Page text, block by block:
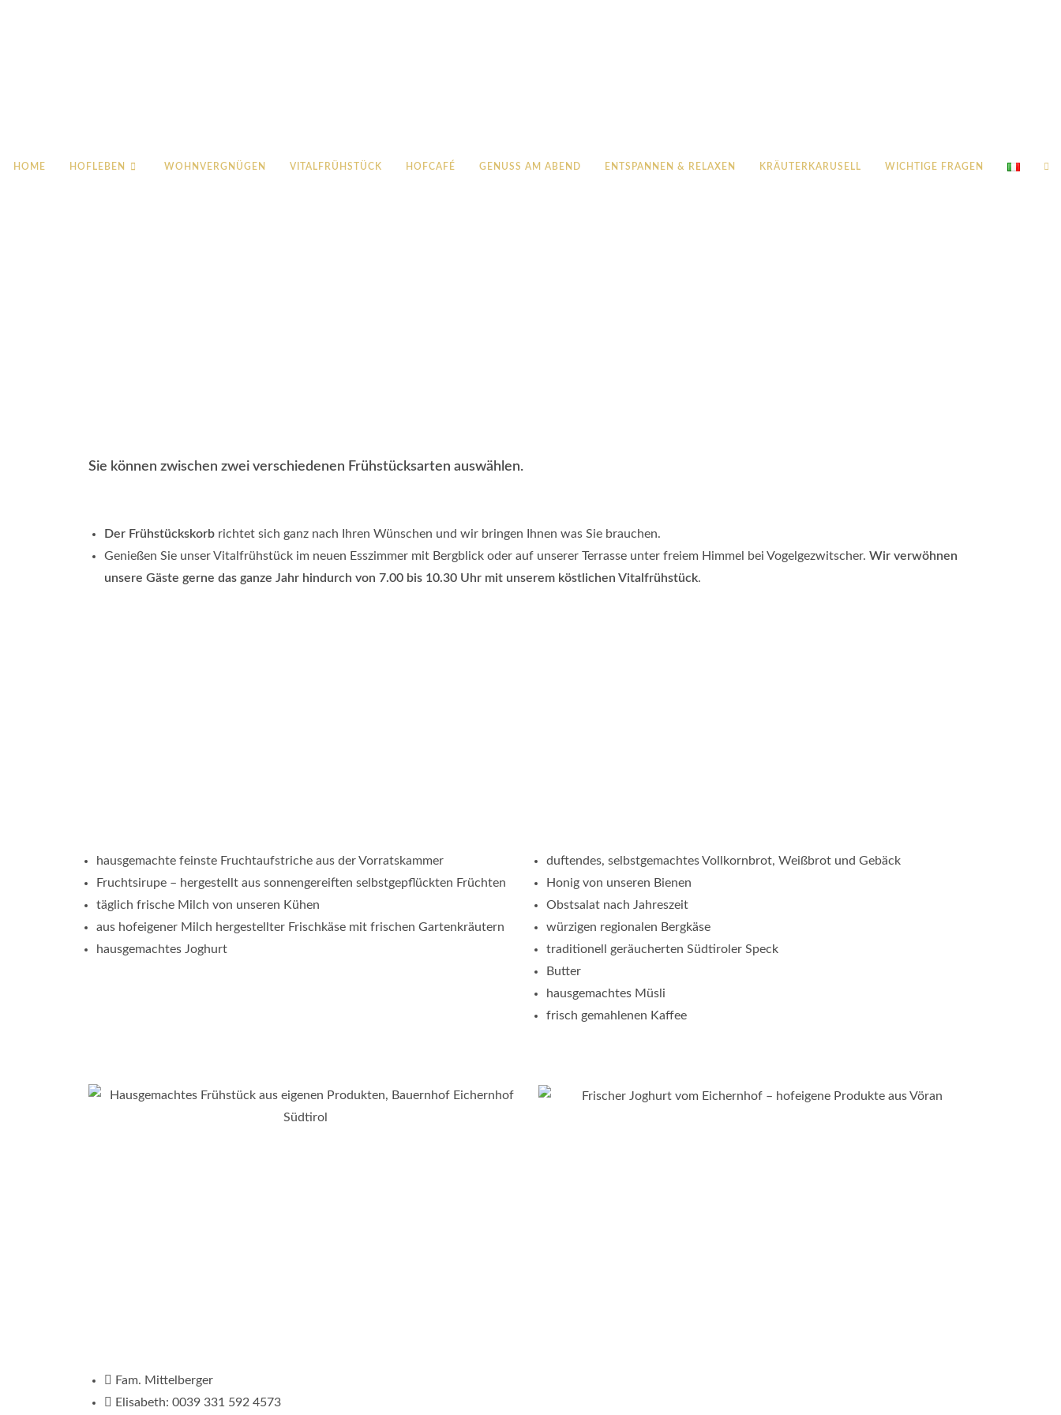
HOME HOFLEBEN WOHNVERGNÜGEN VITALFRÜHSTÜCK HOFCAFÉ GENUSS AM ABEND ENTSPANNEN & RELAXEN KRÄUTERKARUSELL WICHTIGE FRAGEN
Sie können zwischen zwei verschiedenen Frühstücksarten auswählen.
Der Frühstückskorb richtet sich ganz nach Ihren Wünschen und wir bringen Ihnen was Sie brauchen.
Genießen Sie unser Vitalfrühstück im neuen Esszimmer mit Bergblick oder auf unserer Terrasse unter freiem Himmel bei Vogelgezwitscher. Wir verwöhnen
unsere Gäste gerne das ganze Jahr hindurch von 7.00 bis 10.30 Uhr mit unserem köstlichen Vitalfrühstück.
hausgemachte feinste Fruchtaufstriche aus der Vorratskammer
Fruchtsirupe – hergestellt aus sonnengereiften selbstgepflückten Früchten
täglich frische Milch von unseren Kühen
aus hofeigener Milch hergestellter Frischkäse mit frischen Gartenkräutern
hausgemachtes Joghurt
duftendes, selbstgemachtes Vollkornbrot, Weißbrot und Gebäck
Honig von unseren Bienen
Obstsalat nach Jahreszeit
würzigen regionalen Bergkäse
traditionell geräucherten Südtiroler Speck
Butter
hausgemachtes Müsli
frisch gemahlenen Kaffee
Fam. Mittelberger
Elisabeth: 0039 331 592 4573